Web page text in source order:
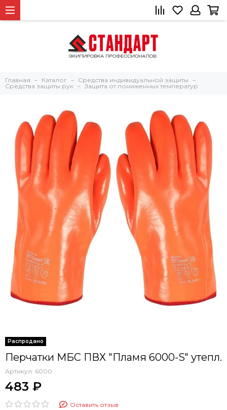
Главная Каталог
Средства индивидуальной защиты
Средства защиты рук
Защита от пониженных температур
Перчатки МБС ПВХ "Пламя 6000-S" утепл.
Артикул: 6000
483 ₽
Оставить отзыв